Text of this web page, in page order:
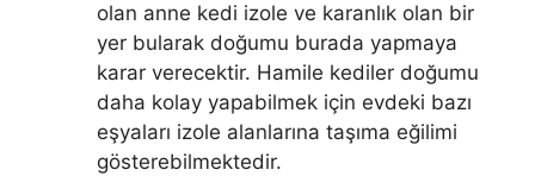
olan anne kedi izole ve karanlık olan bir
yer bularak doğumu burada yapmaya
karar verecektir. Hamile kediler doğumu
daha kolay yapabilmek için evdeki bazı
eşyaları izole alanlarına taşıma eğilimi
gösterebilmektedir.